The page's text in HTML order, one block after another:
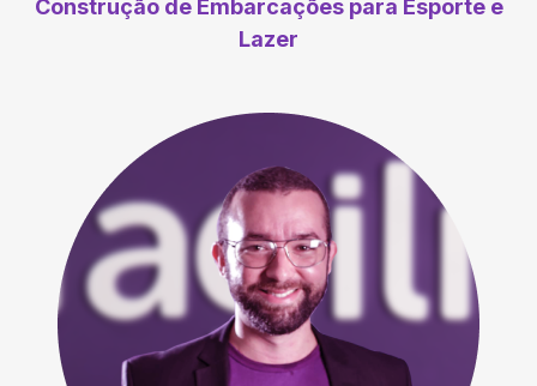
Construção de Embarcações para Esporte e
Lazer